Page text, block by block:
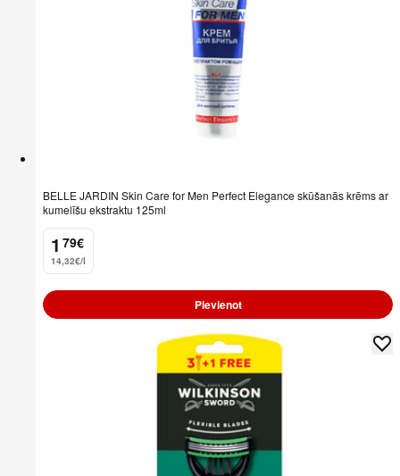
BELLE JARDIN Skin Care for Men Perfect Elegance skūšanās krēms ar
kumelīšu ekstraktu 125ml
1
. 79€
14,32€/l
Pievienot